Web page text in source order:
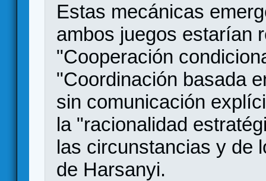
Estas mecánicas
ambos juegos estarían
"Cooperación
"Coordinación basada
sin comunicación
la "racionalidad
las circunstancias y de
de Harsanyi.